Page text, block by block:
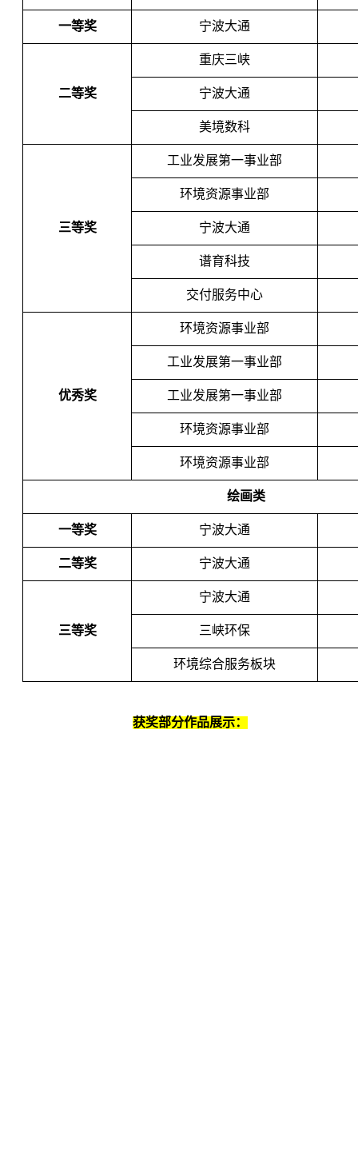
一等奖 宁波大通
二等奖
重庆三峡
宁波大通
美境数科
三等奖
工业发展第一事业部
环境资源事业部
宁波大通
谱育科技
交付服务中心
优秀奖
环境资源事业部
工业发展第一事业部
工业发展第一事业部
环境资源事业部
环境资源事业部
绘画类
一等奖 宁波大通
二等奖 宁波大通
三等奖
宁波大通
三峡环保
环境综合服务板块
获奖部分作品展示：